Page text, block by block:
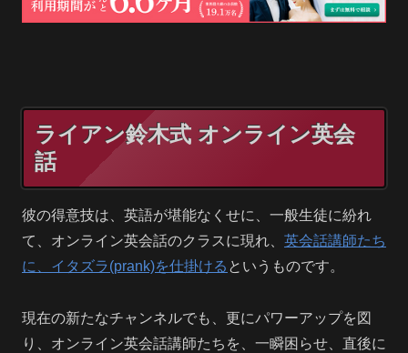
ライアン鈴木式 オンライン英会
話
彼の得意技は、英語が堪能なくせに、一般生徒に紛れ
て、オンライン英会話のクラスに現れ、 英会話講師たち
に、イタズラ(prank)を仕掛ける というものです。
現在の新たなチャンネルでも、更にパワーアップを図
り、オンライン英会話講師たちを、一瞬困らせ、直後に